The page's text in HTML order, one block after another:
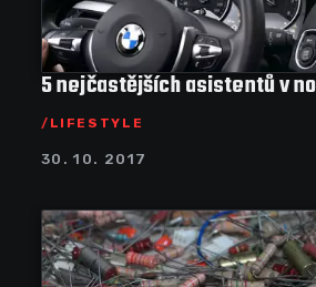
5 nejčastějších asistentů v
LIFESTYLE
30. 10. 2017